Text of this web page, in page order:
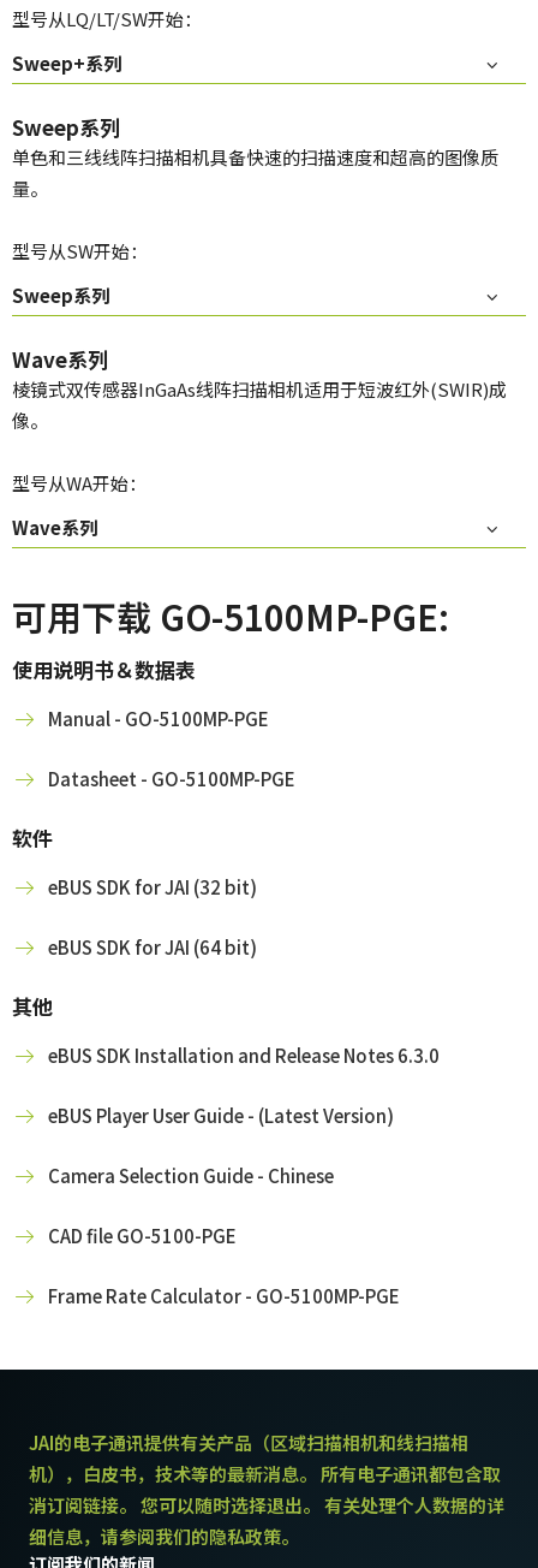
型号从LQ/LT/SW开始：
Sweep+系列
Sweep系列
单色和三线线阵扫描相机具备快速的扫描速度和超高的图像质
量。
型号从SW开始：
Sweep系列
Wave系列
棱镜式双传感器InGaAs线阵扫描相机适用于短波红外(SWIR)成
像。
型号从WA开始：
Wave系列
可用下载 GO-5100MP-PGE:
使用说明书＆数据表
Manual - GO-5100MP-PGE
Datasheet - GO-5100MP-PGE
软件
eBUS SDK for JAI (32 bit)
eBUS SDK for JAI (64 bit)
其他
eBUS SDK Installation and Release Notes 6.3.0
eBUS Player User Guide - (Latest Version)
Camera Selection Guide - Chinese
CAD file GO-5100-PGE
Frame Rate Calculator - GO-5100MP-PGE
JAI的电子通讯提供有关产品（区域扫描相机和线扫描相
机），白皮书，技术等的最新消息。 所有电子通讯都包含取
消订阅链接。 您可以随时选择退出。 有关处理个人数据的详
细信息，请参阅我们的隐私政策。